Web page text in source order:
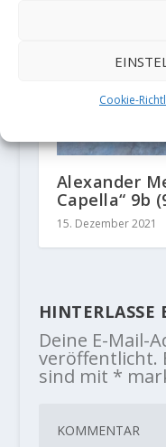
Cookie-
Alexander
Capella“ 9b
15. Dezember 2021
HINTERLASSE
Deine E-Mail-
veröffentlicht.
sind mit *